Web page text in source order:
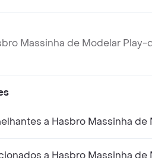
Massinha de Modelar Play-
a Hasbro Massinha
a Hasbro Massinha